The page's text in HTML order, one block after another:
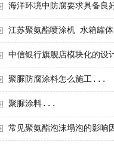
海洋环境中防腐要求具备
江苏聚氨酯喷涂机 水箱罐
中信银行旗舰店模块化的
聚脲防腐涂料怎么施工...
聚脲涂料...
常见聚氨酯泡沫塌泡的影